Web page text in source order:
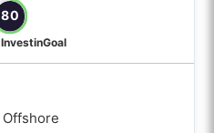
80
Offshore